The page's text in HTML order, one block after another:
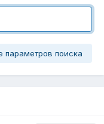
параметров поиска